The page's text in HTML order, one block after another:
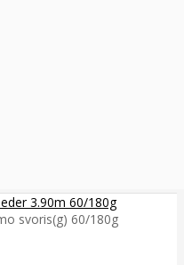
3.90m 60/180g
svoris(g) 60/180g